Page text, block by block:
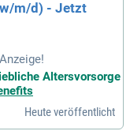
m/d) - Jetzt
Altersvorsorge
Heute veröffentlicht